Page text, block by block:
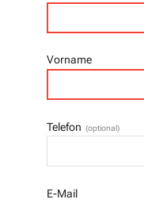
Vorname
Telefon (optional)
E-Mail